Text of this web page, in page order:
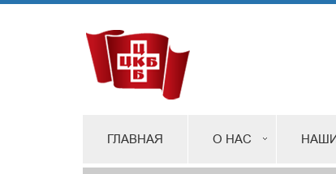
ГЛАВНАЯ О НАС